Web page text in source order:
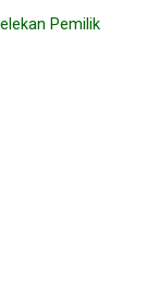
Pemilik